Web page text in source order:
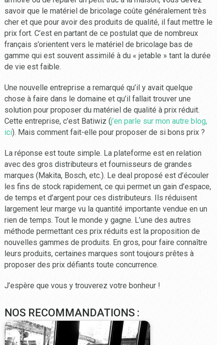
savoir que le matériel de bricolage coûte généralement très
cher et que pour avoir des produits de qualité, il faut mettre le
prix fort. C’est en partant de ce postulat que de nombreux
français s’orientent vers le matériel de bricolage bas de
gamme qui est souvent assimilé à du « jetable » tant la durée
de vie est faible.
Une nouvelle entreprise a remarqué qu’il y avait quelque
chose à faire dans le domaine et qu’il fallait trouver une
solution pour proposer du matériel de qualité à prix réduit.
Cette entreprise, c’est Batiwiz (j’en parle sur mon autre blog,
ici). Mais comment fait-elle pour proposer de si bons prix ?
La réponse est toute simple. La plateforme est en relation
avec des gros distributeurs et fournisseurs de grandes
marques (Makita, Bosch, etc.). Le deal proposé est d’écouler
les fins de stock rapidement, ce qui permet un gain d’espace,
de temps et d’argent pour ces distributeurs. Ils réduisent
largement leur marge vu la quantité importante vendue en un
rien de temps. Tout le monde y gagne. L’une des autres
méthode permettant ces prix réduits est la proposition de
nouvelles gammes de produits. En gros, pour faire connaître
leurs produits, certaines marques sont toujours prêtes à
proposer des prix défiants toute concurrence.
J’espère que vous y trouverez votre bonheur !
NOS RECOMMANDATIONS :